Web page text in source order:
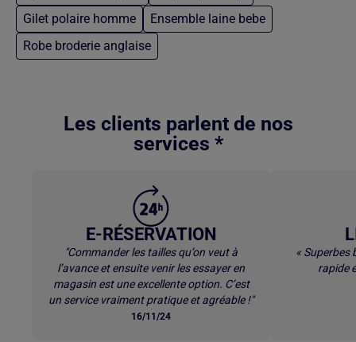
Gilet polaire homme
Ensemble laine bebe
Robe broderie anglaise
Les clients parlent de nos
services *
E-RÉSERVATION
"Commander les tailles qu’on veut à
l’avance et ensuite venir les essayer en
magasin est une excellente option. C’est
un service vraiment pratique et agréable !"
16/11/24
« Superbes
rapide